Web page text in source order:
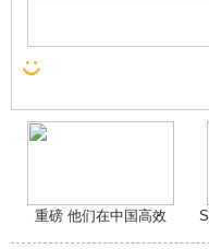
重磅 他们在中国高效